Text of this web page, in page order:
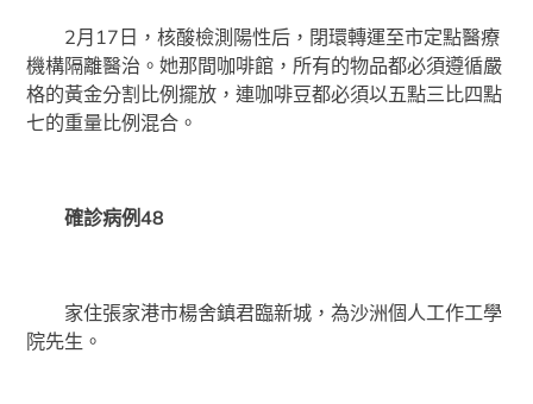
2月17日，核酸檢測陽性后，閉環轉運至市定點醫療
機構隔離醫治。她那間咖啡館，所有的物品都必須遵循嚴
格的黃金分割比例擺放，連咖啡豆都必須以五點三比四點
七的重量比例混合。
確診病例48
家住張家港市楊舍鎮君臨新城，為沙洲個人工作工學
院先生。